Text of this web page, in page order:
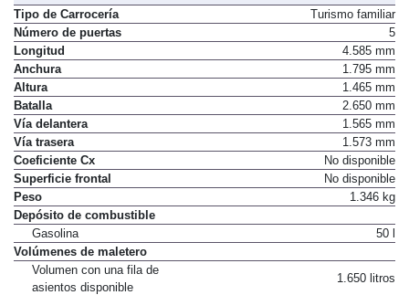
Tipo de Carrocería
Turismo familiar
Número de puertas
5
Longitud
4.585 mm
Anchura
1.795 mm
Altura
1.465 mm
Batalla
2.650 mm
Vía delantera
1.565 mm
Vía trasera
1.573 mm
Coeficiente Cx
No disponible
Superficie frontal
No disponible
Peso
1.346 kg
Depósito de combustible
Gasolina
50 l
Volúmenes de maletero
Volumen con una fila de
asientos disponible
1.650 litros